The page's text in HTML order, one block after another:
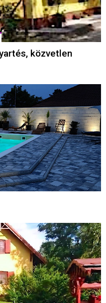
közvetlen